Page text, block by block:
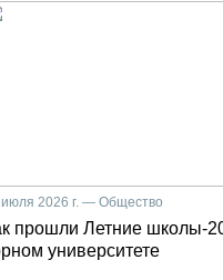
июля 2026 г. — Общество
прошли Летние школы-
университете